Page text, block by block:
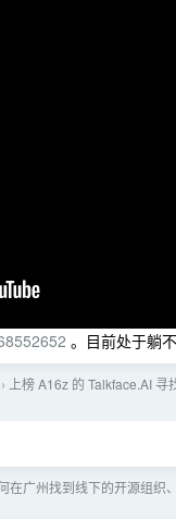
。目前处于躺
›
上榜 A16z 的 Talkface.AI
在广州找到线下的开源组织